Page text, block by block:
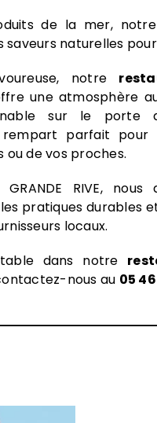
de la mer,
saveurs naturelles
notre
une atmosphère
sur le porte
parfait pour
ou de vos proches.
RIVE,
pratiques durables
locaux.
dans notre
nous au 05